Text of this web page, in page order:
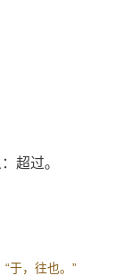
超过。
“于，往也。”